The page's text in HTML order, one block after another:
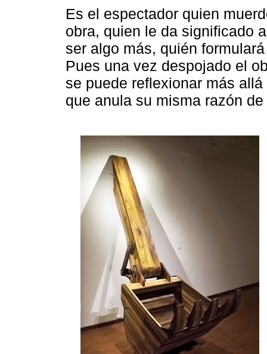
Es el espectador quien
obra, quien le da significado
ser algo más, quién
Pues una vez despojado el
se puede reflexionar más
que anula su misma razón de